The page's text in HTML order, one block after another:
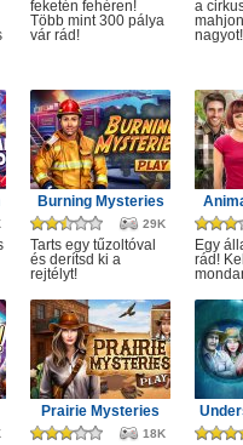
feketén fehéren!
Több mint 300 pálya
vár rád!
a
nagyot!
Burning Mysteries
29K
Tarts egy tűzoltóval
és derítsd ki a
rejtélyt!
Egy
rád!
Prairie Mysteries
18K